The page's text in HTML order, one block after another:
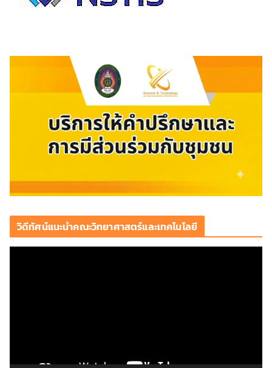
วิดีทัศน์แนะนำคณะวิทยาศาสตร์และเทคโนโลยี